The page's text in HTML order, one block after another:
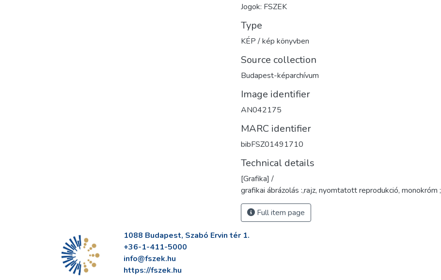
Jogok: FSZEK
Type
KÉP / kép könyvben
Source collection
Budapest-képarchívum
Image identifier
AN042175
MARC identifier
bibFSZ01491710
Technical details
[Grafika] /
grafikai ábrázolás :,rajz, nyomtatott reprodukció, monokróm ;
Full item page
1088 Budapest, Szabó Ervin tér 1.
+36-1-411-5000
info@fszek.hu
https://fszek.hu